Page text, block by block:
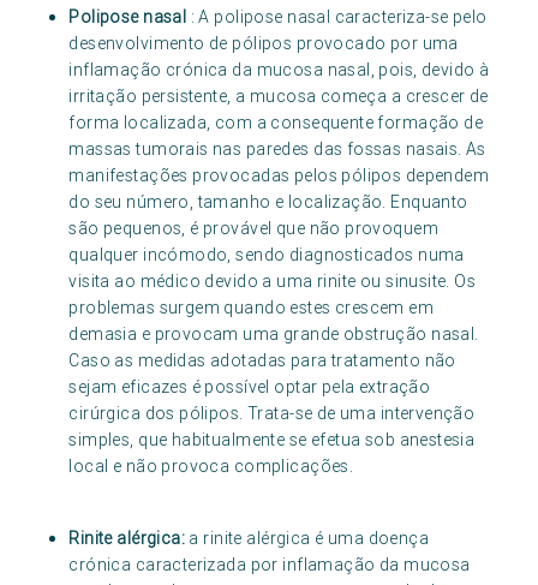
Polipose nasal : A polipose nasal caracteriza-se pelo
desenvolvimento de pólipos provocado por uma
inflamação crónica da mucosa nasal, pois, devido à
irritação persistente, a mucosa começa a crescer de
forma localizada, com a consequente formação de
massas tumorais nas paredes das fossas nasais. As
manifestações provocadas pelos pólipos dependem
do seu número, tamanho e localização. Enquanto
são pequenos, é provável que não provoquem
qualquer incómodo, sendo diagnosticados numa
visita ao médico devido a uma rinite ou sinusite. Os
problemas surgem quando estes crescem em
demasia e provocam uma grande obstrução nasal.
Caso as medidas adotadas para tratamento não
sejam eficazes é possível optar pela extração
cirúrgica dos pólipos. Trata-se de uma intervenção
simples, que habitualmente se efetua sob anestesia
local e não provoca complicações.
Rinite alérgica: a rinite alérgica é uma doença
crónica caracterizada por inflamação da mucosa